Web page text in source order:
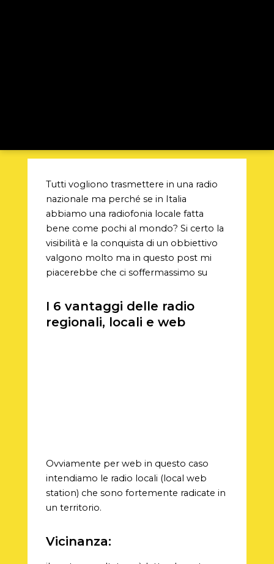
Tutti vogliono trasmettere in una radio
nazionale ma perché se in Italia
abbiamo una radiofonia locale fatta
bene come pochi al mondo? Si certo la
visibilità e la conquista di un obbiettivo
valgono molto ma in questo post mi
piacerebbe che ci soffermassimo su
I 6 vantaggi delle radio
regionali, locali e web
Ovviamente per web in questo caso
intendiamo le radio locali (local web
station) che sono fortemente radicate in
un territorio.
Vicinanza: